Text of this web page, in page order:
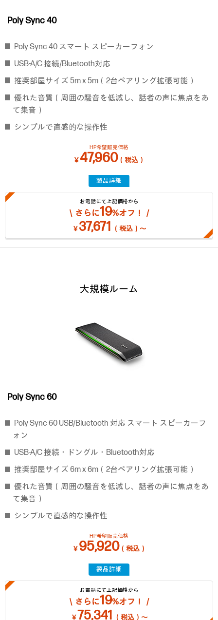
Poly Sync 40
Poly Sync 40 スマート スピーカーフォン
USB-A/C 接続/Bluetooth対応
推奨部屋サイズ 5m x 5m（2台ペアリング拡張可能）
優れた音質（周囲の騒音を低減し、話者の声に焦点をあ
て集音）
シンプルで直感的な操作性
HP希望販売価格
￥47,960（税込）
製品詳細
お電話にて上記価格から
＼さらに19%オフ！／
￥37,671 （税込）～
大規模ルーム
Poly Sync 60
Poly Sync 60 USB/Bluetooth 対応 スマート スピーカーフ
ォン
USB-A/C 接続・ドングル・Bluetooth対応
推奨部屋サイズ 6m x 6m（2台ペアリング拡張可能）
優れた音質（周囲の騒音を低減し、話者の声に焦点をあ
て集音）
シンプルで直感的な操作性
HP希望販売価格
￥95,920（税込）
製品詳細
お電話にて上記価格から
＼さらに19%オフ！／
￥75,341 （税込）～